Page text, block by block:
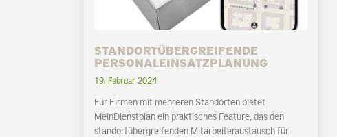
STANDORTÜBERGREIFENDE
PERSONALEINSATZPLANUNG
19. Februar 2024
Für Firmen mit mehreren Standorten bietet
MeinDienstplan ein praktisches Feature, das den
standortübergreifenden Mitarbeiteraustausch für